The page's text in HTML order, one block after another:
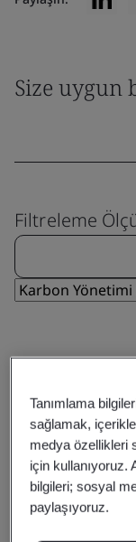
Size uygun
Filtreleme
ilişkin
Tanımlama
sağlamak,
medya özellikleri
için kullanıyoruz.
bilgileri; sosyal
paylaşıyoruz.